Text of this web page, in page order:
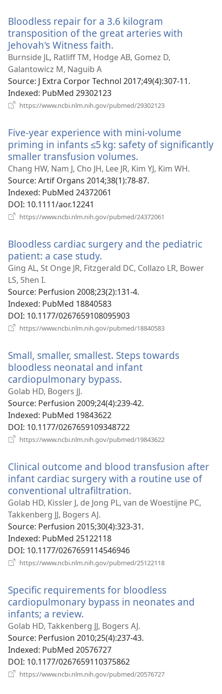
Bloodless repair for a 3.6 kilogram
transposition of the great arteries with
Jehovah's Witness faith.
у
вікні)
Burnside JL, Ratliff TM, Hodge AB, Gomez D,
Galantowicz M, Naguib A
Source‎: J Extra Corpor Technol 2017;49(4):307-11.
Indexed‎: PubMed 29302123
https://www.ncbi.nlm.nih.gov/pubmed/29302123
вікні)
Five-year experience with mini-volume
priming in infants ≤5 kg: safety of significantly
smaller transfusion volumes.
у
новому
Chang HW, Nam J, Cho JH, Lee JR, Kim YJ, Kim WH.
Source‎: Artif Organs 2014;38(1):78-87.
Indexed‎: PubMed 24372061
DOI‎: 10.1111/aor.12241
https://www.ncbi.nlm.nih.gov/pubmed/24372061
вікні)
Bloodless cardiac surgery and the pediatric
patient: a case study.
у
вікні)
Ging AL, St Onge JR, Fitzgerald DC, Collazo LR, Bower
LS, Shen I.
Source‎: Perfusion 2008;23(2):131-4.
Indexed‎: PubMed 18840583
DOI‎: 10.1177/0267659108095903
https://www.ncbi.nlm.nih.gov/pubmed/18840583
вікні)
Small, smaller, smallest. Steps towards
bloodless neonatal and infant
cardiopulmonary bypass.
новому
Golab HD, Bogers JJ.
Source‎: Perfusion 2009;24(4):239-42.
Indexed‎: PubMed 19843622
DOI‎: 10.1177/0267659109348722
https://www.ncbi.nlm.nih.gov/pubmed/19843622
вікні)
Clinical outcome and blood transfusion after
infant cardiac surgery with a routine use of
conventional ultrafiltration.
у
вікні)
Golab HD, Kissler J, de Jong PL, van de Woestijne PC,
Takkenberg JJ, Bogers AJ.
Source‎: Perfusion 2015;30(4):323-31.
Indexed‎: PubMed 25122118
DOI‎: 10.1177/0267659114546946
https://www.ncbi.nlm.nih.gov/pubmed/25122118
вікні)
Specific requirements for bloodless
cardiopulmonary bypass in neonates and
infants; a review.
у
новому
вікні)
Golab HD, Takkenberg JJ, Bogers AJ.
Source‎: Perfusion 2010;25(4):237-43.
Indexed‎: PubMed 20576727
DOI‎: 10.1177/0267659110375862
https://www.ncbi.nlm.nih.gov/pubmed/20576727